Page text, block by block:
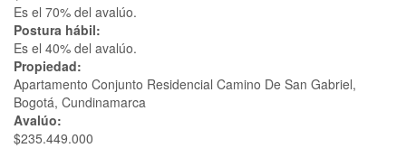
Es el 70% del avalúo.
Postura hábil:
Es el 40% del avalúo.
Propiedad:
Apartamento Conjunto Residencial Camino De San Gabriel,
Bogotá, Cundinamarca
Avalúo:
$235.449.000